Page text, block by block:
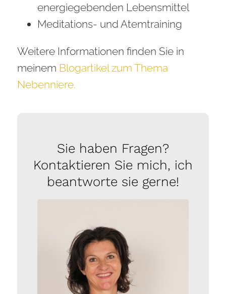
energiegebenden Lebensmittel
Meditations- und Atemtraining
Weitere Informationen finden Sie in
meinem Blogartikel zum Thema
Nebenniere.
Sie haben Fragen?
Kontaktieren Sie mich, ich
beantworte sie gerne!